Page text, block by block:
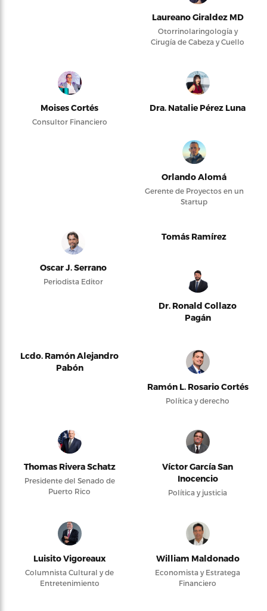
Laureano Giraldez MD
Otorrinolaringología y
Cirugía de Cabeza y Cuello
Moises Cortés
Consultor Financiero
Dra. Natalie Pérez Luna
Orlando Alomá
Gerente de Proyectos en un
Startup
Oscar J. Serrano
Periodista Editor
Tomás Ramírez
Dr. Ronald Collazo
Pagán
Lcdo. Ramón Alejandro
Pabón
Ramón L. Rosario Cortés
Política y derecho
Thomas Rivera Schatz
Presidente del Senado de
Puerto Rico
Víctor García San
Inocencio
Política y justicia
Luisito Vigoreaux
Columnista Cultural y de
Entretenimiento
William Maldonado
Economista y Estratega
Financiero